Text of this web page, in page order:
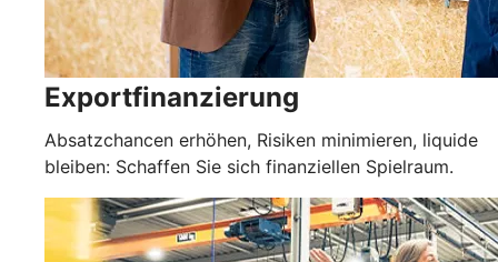
Exportfinanzierung
Absatzchancen erhöhen, Risiken minimieren, liquide
bleiben: Schaffen Sie sich finanziellen Spielraum.